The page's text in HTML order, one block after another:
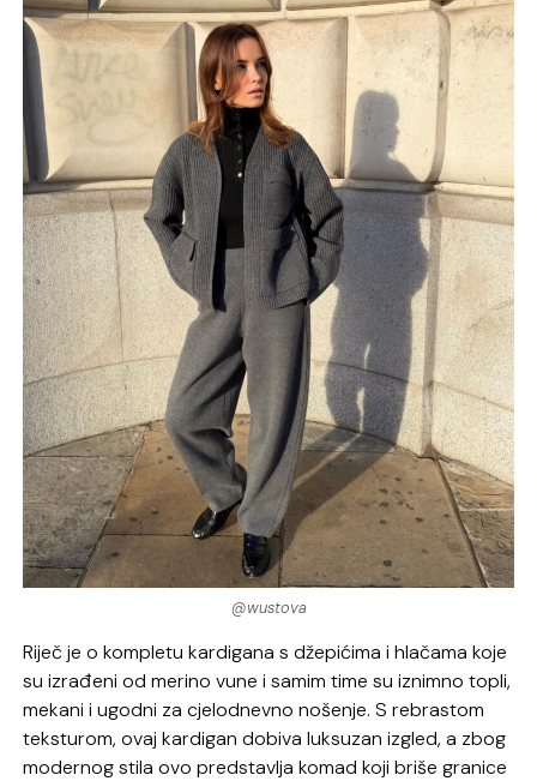
@wustova
Riječ je o kompletu kardigana s džepićima i hlačama koje
su izrađeni od merino vune i samim time su iznimno topli,
mekani i ugodni za cjelodnevno nošenje. S rebrastom
teksturom, ovaj kardigan dobiva luksuzan izgled, a zbog
modernog stila ovo predstavlja komad koji briše granice